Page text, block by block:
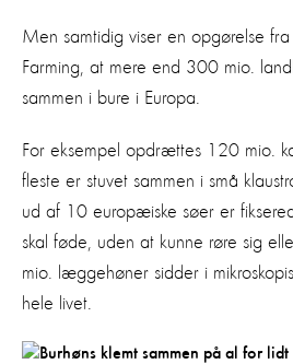
Men samtidig viser en opgørelse
Farming, at mere end 300 mio.
sammen i bure i Europa.
For eksempel opdrættes 120 mio.
fleste er stuvet sammen i små
ud af 10 europæiske søer er
skal føde, uden at kunne røre sig
mio. læggehøner sidder i
hele livet.